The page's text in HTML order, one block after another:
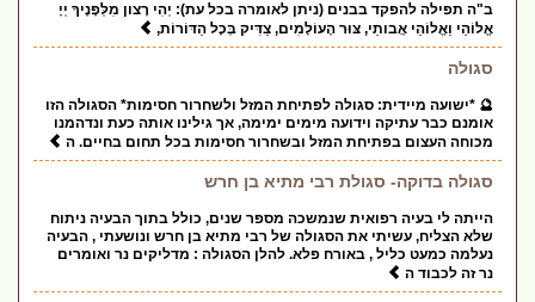
ב"ה תפילה להפקד בבנים (ניתן לאומרה בכל עת): יְהִי רָצון מִלְּפָנֶיךָ יְיָ
אֱלוֹהַי וֵאֱלוֹהֵי אֲבותֵי, צּוּר הָעוֹלָמִים, צַדִּיק בְּכָל הַדּוֹרוֹת,
סגולה
🔮 *ישועה מיידית: סגולה לפתיחת המזל ולשחרור חסימות* הסגולה הזו
אומנם כבר עתיקה וידועה מימים ימימה, אך גילינו אותה כעת ונדהמנו
מכוחה העצום בפתיחת המזל ובשחרור חסימות בכל תחום בחיים. ה
סגולה בדוקה- סגולת רבי מתיא בן חרש
הייתה לי בעיה רפואית שנמשכה מספר שנים, כולל בתוך הבעיה ניתוח
שלא הצליח, עשיתי את הסגולה של רבי מתיא בן חרש ונושעתי , הבעיה
נעלמה כמעט כליל , באורח פלא. להלן הסגולה : מדליקים נר ואומרים
נר זה לכבוד ה